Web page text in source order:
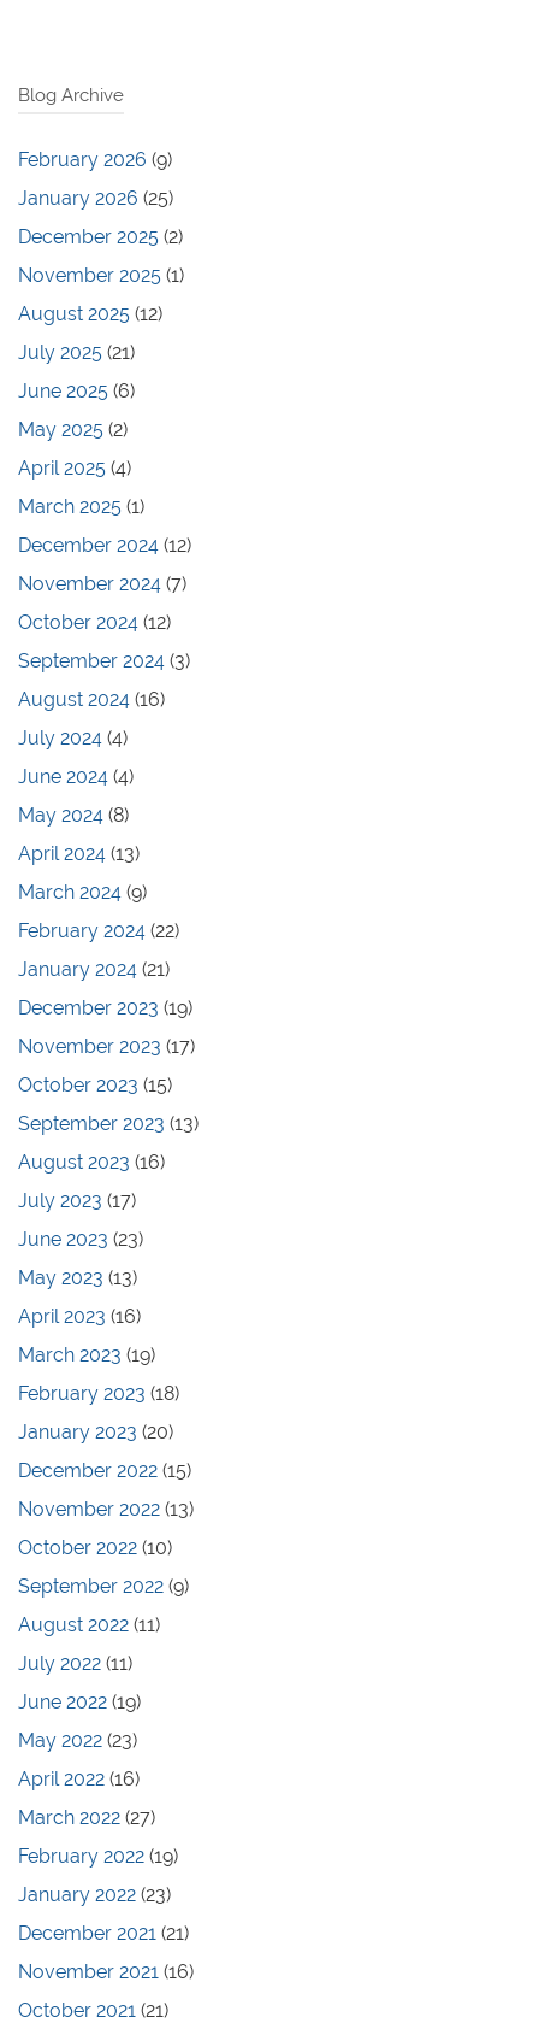
Blog Archive
February 2026 (9)
January 2026 (25)
December 2025 (2)
November 2025 (1)
August 2025 (12)
July 2025 (21)
June 2025 (6)
May 2025 (2)
April 2025 (4)
March 2025 (1)
December 2024 (12)
November 2024 (7)
October 2024 (12)
September 2024 (3)
August 2024 (16)
July 2024 (4)
June 2024 (4)
May 2024 (8)
April 2024 (13)
March 2024 (9)
February 2024 (22)
January 2024 (21)
December 2023 (19)
November 2023 (17)
October 2023 (15)
September 2023 (13)
August 2023 (16)
July 2023 (17)
June 2023 (23)
May 2023 (13)
April 2023 (16)
March 2023 (19)
February 2023 (18)
January 2023 (20)
December 2022 (15)
November 2022 (13)
October 2022 (10)
September 2022 (9)
August 2022 (11)
July 2022 (11)
June 2022 (19)
May 2022 (23)
April 2022 (16)
March 2022 (27)
February 2022 (19)
January 2022 (23)
December 2021 (21)
November 2021 (16)
October 2021 (21)